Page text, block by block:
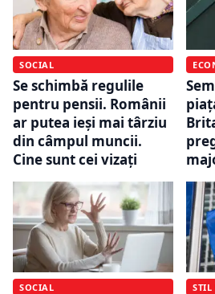
SOCIAL
Se schimbă regulile
pentru pensii. Românii
ar putea ieși mai târziu
din câmpul muncii.
Cine sunt cei vizați
SOCIAL STIL